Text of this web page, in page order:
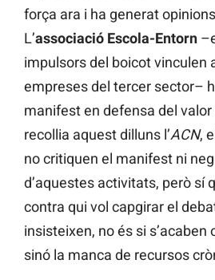
força ara i ha generat
L’associació Escola-Entorn
impulsors del boicot vinculen
empreses del tercer sector–
manifest en defensa del
recollia aquest dilluns l’ACN,
no critiquen el manifest ni
d’aquestes activitats, però sí
contra qui vol capgirar el
insisteixen, no és si s’acaben
sinó la manca de recursos